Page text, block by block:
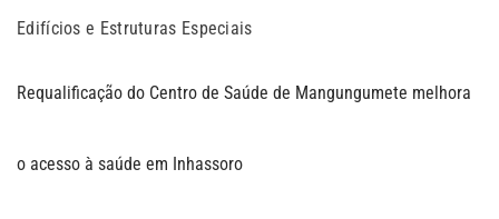
Edifícios e Estruturas Especiais
Requalificação do Centro de Saúde de Mangungumete melhora
o acesso à saúde em Inhassoro